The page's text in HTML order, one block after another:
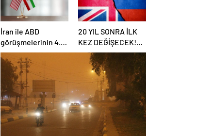
İran ile ABD
görüşmelerinin 4.
turu: Tarih ve yer
belli oldu
20 YIL SONRA İLK
KEZ DEĞİŞECEK!
Rusya ile olası
savaş…
İngiltere’nin gizli
planı güncelleniyor!